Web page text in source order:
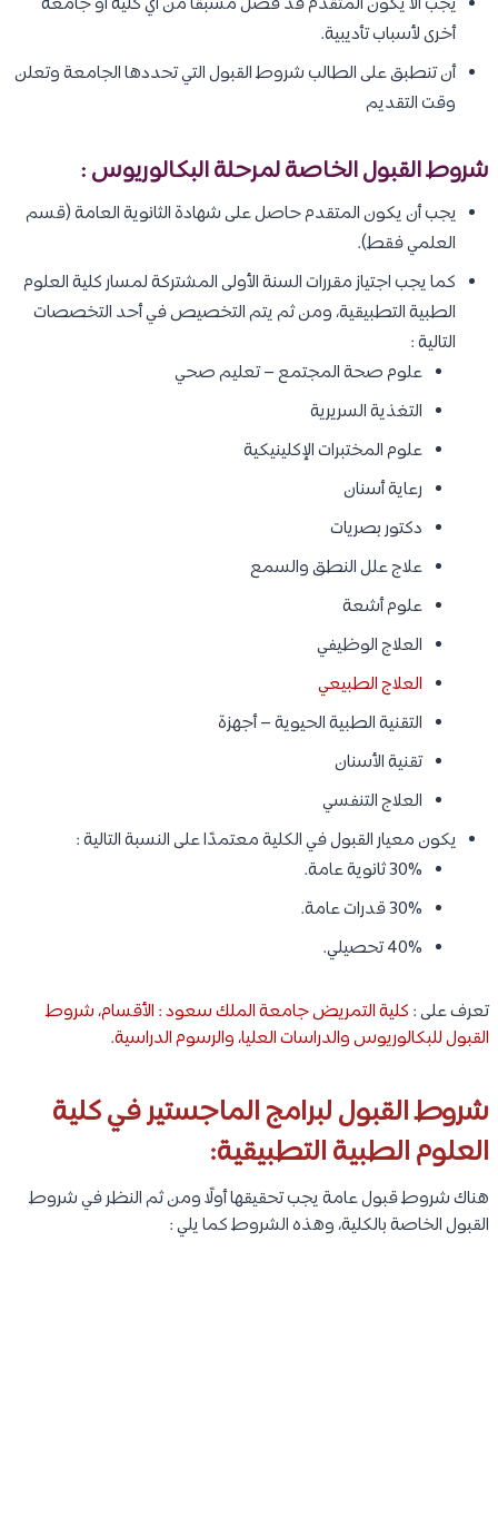
يجب ألا يكون المتقدم قد فُصل مسبقًا من أي كلية أو جامعة
أخرى لأسباب تأديبية.
أن تنطبق على الطالب شروط القبول التي تحددها الجامعة وتعلن
وقت التقديم
شروط القبول الخاصة لمرحلة البكالوريوس :
يجب أن يكون المتقدم حاصل على شهادة الثانوية العامة (قسم
العلمي فقط).
كما يجب اجتياز مقررات السنة الأولى المشتركة لمسار كلية العلوم
الطبية التطبيقية، ومن ثم يتم التخصيص في أحد التخصصات
التالية :
علوم صحة المجتمع – تعليم صحي
التغذية السريرية
علوم المختبرات الإكلينيكية
رعاية أسنان
دكتور بصريات
علاج علل النطق والسمع
علوم أشعة
العلاج الوظيفي
العلاج الطبيعي
التقنية الطبية الحيوية – أجهزة
تقنية الأسنان
العلاج التنفسي
يكون معيار القبول في الكلية معتمدًا على النسبة التالية :
30% ثانوية عامة.
30% قدرات عامة.
40% تحصيلي.
تعرف على : كلية التمريض جامعة الملك سعود : الأقسام، شروط
القبول للبكالوريوس والدراسات العليا، والرسوم الدراسية.
شروط القبول لبرامج الماجستير في كلية
العلوم الطبية التطبيقية:
هناك شروط قبول عامة يجب تحقيقها أولًا ومن ثم النظر في شروط
القبول الخاصة بالكلية، وهذه الشروط كما يلي :